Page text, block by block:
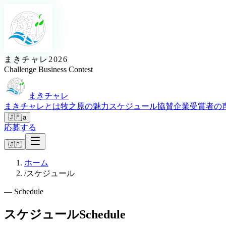
まきチャレ2026
Challenge Business Contest
まきチャレ
まきチャレとは牧之原の魅力 スケジュール協賛企業受賞者の
🇯🇵ja
応募する
🇯🇵
ホーム
/スケジュール
— Schedule
スケジュールSchedule